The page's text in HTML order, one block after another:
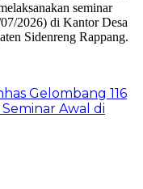
Gelombang 116
Awal di